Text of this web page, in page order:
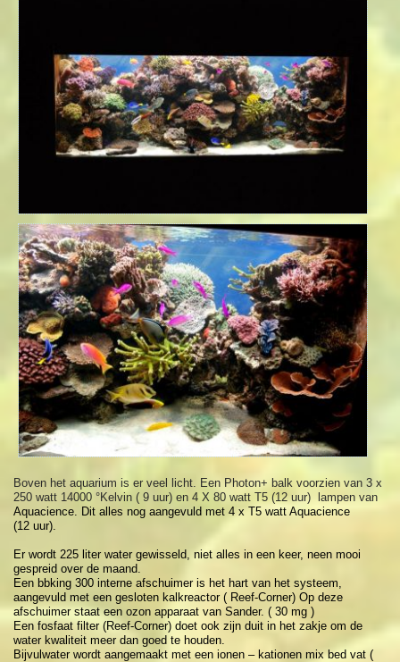
Boven het aquarium is er veel licht. Een Photon+ balk voorzien van 3 x
250 watt 14000 °Kelvin ( 9 uur) en 4 X 80 watt T5 (12 uur) lampen van
Aquacience. Dit alles nog aangevuld met 4 x T5 watt Aquacience
(12 uur).
Er wordt 225 liter water gewisseld, niet alles in een keer, neen mooi
gespreid over de maand.
Een bbking 300 interne afschuimer is het hart van het systeem,
aangevuld met een gesloten kalkreactor ( Reef-Corner) Op deze
afschuimer staat een ozon apparaat van Sander. ( 30 mg )
Een fosfaat filter (Reef-Corner) doet ook zijn duit in het zakje om de
water kwaliteit meer dan goed te houden.
Bijvulwater wordt aangemaakt met een ionen – kationen mix bed vat (